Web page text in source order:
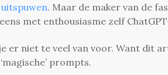
. Maar de maker van de
met enthousiasme zelf
niet te veel van voor. Want dit
prompts.